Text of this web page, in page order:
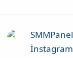
İnstagram